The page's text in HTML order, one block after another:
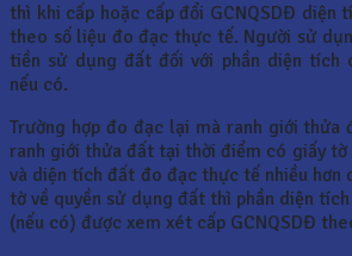
thì khi cấp hoặc cấp đổi GCNQSDĐ diện
theo số liệu đo đạc thực tế. Người sử
tiền sử dụng đất đối với phần diện tích
nếu có.
Trường hợp đo đạc lại mà ranh giới thửa
ranh giới thửa đất tại thời điểm có giấy tờ
và diện tích đất đo đạc thực tế nhiều
tờ về quyền sử dụng đất thì phần diện
(nếu có) được xem xét cấp GCNQSDĐ